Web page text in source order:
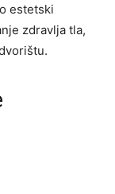
estetski
zdravlja tla,